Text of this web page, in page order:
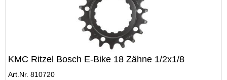
KMC Ritzel Bosch E-Bike 18 Zähne 1/2x1/8
Art.Nr. 810720